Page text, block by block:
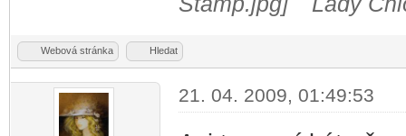
Webová stránka Hledat
21. 04. 2009, 01:49:53